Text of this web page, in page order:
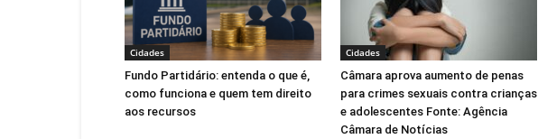
Cidades
Fundo Partidário: entenda o que é,
como funciona e quem tem direito
aos recursos
Cidades
Câmara aprova aumento de penas
para crimes sexuais contra crianças
e adolescentes Fonte: Agência
Câmara de Notícias